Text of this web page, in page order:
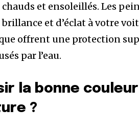
et ensoleillés. Les
et d’éclat à votre
offrent une protection
par l’eau.
la bonne
?